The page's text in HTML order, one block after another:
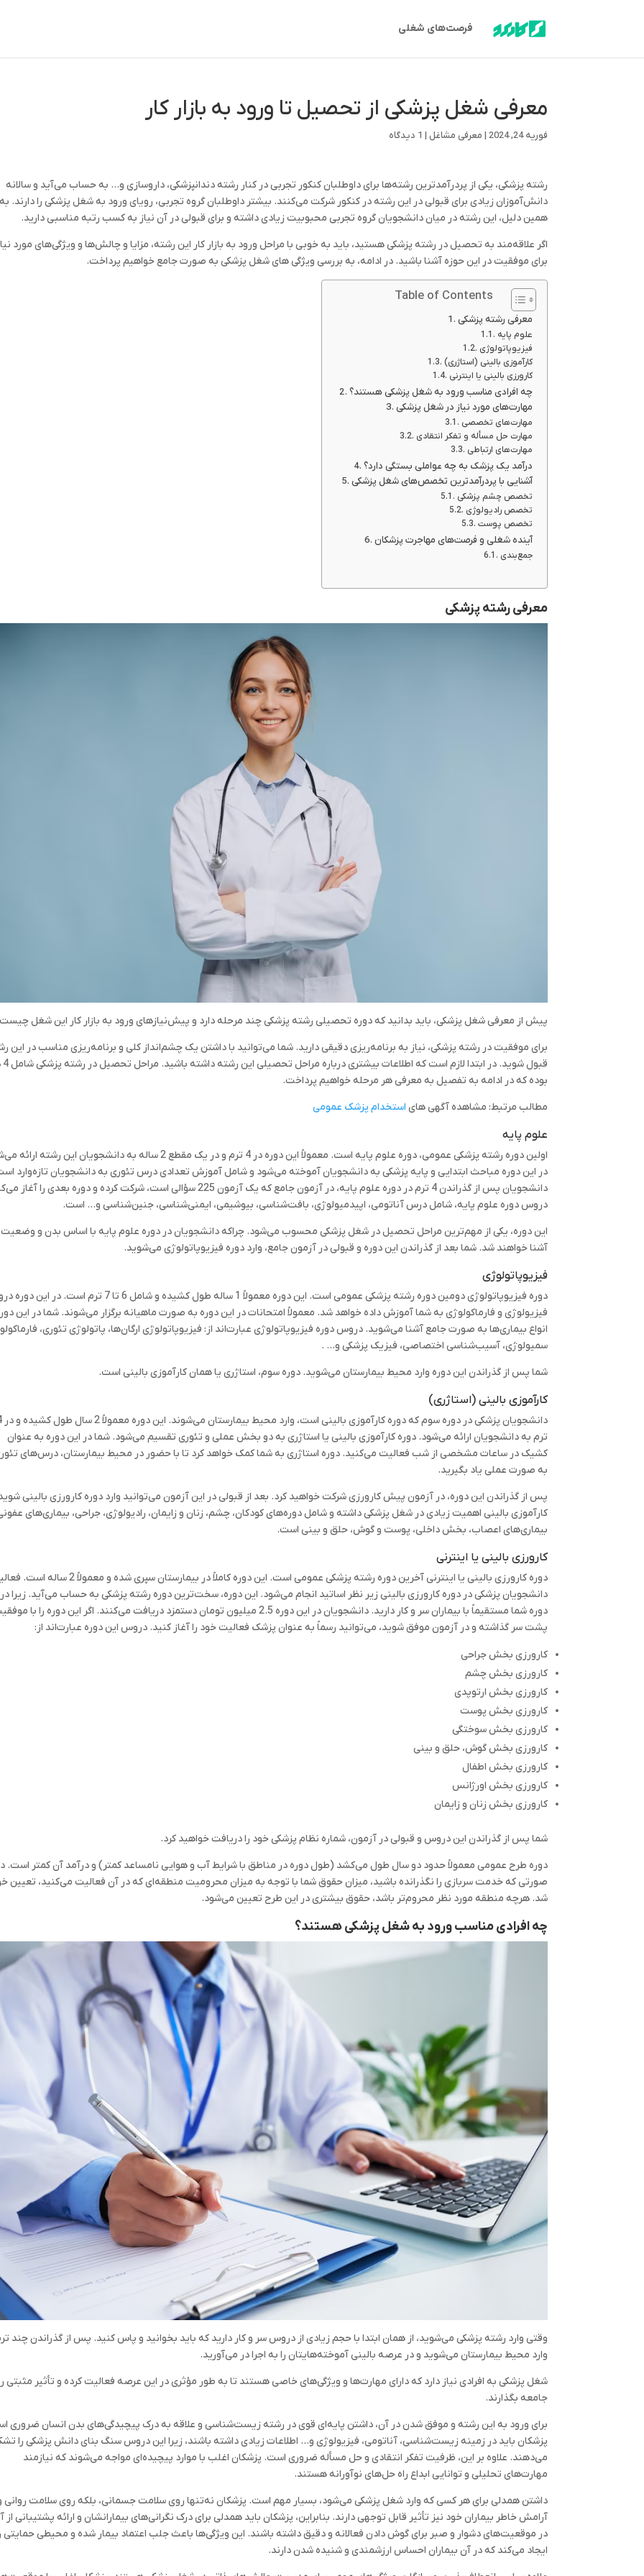
فرصت‌های شغلی
معرفی شغل پزشکی از تحصیل تا ورود به بازار کار
فوریه 24, 2024 | معرفی مشاغل | 1 دیدگاه
رشته پزشکی، یکی از پردرآمدترین رشته‌ها برای داوطلبان کنکور تجربی در کنار رشته دندانپزشکی، داروسازی و… به حساب می‌آید و سالانه
دانش‌آموزان زیادی برای قبولی در این رشته در کنکور شرکت می‌کنند. بیشتر داوطلبان گروه تجربی، رویای ورود به شغل پزشکی را دارند. به
همین دلیل، این رشته در میان دانشجویان گروه تجربی محبوبیت زیادی داشته و برای قبولی در آن نیاز به کسب رتبه مناسبی دارید.
اگر علاقه‌مند به تحصیل در رشته پزشکی هستید، باید به خوبی با مراحل ورود به بازار کار این رشته، مزایا و چالش‌ها و ویژگی‌های مورد
برای موفقیت در این حوزه آشنا باشید. در ادامه، به بررسی ویژگی‌ های شغل پزشکی به صورت جامع خواهیم پرداخت.
Table of Contents
معرفی رشته پزشکی
علوم پایه
فیزیوپاتولوژی
کارآموزی بالینی (استاژری)
کارورزی بالینی یا اینترنی
چه افرادی مناسب ورود به شغل پزشکی هستند؟
مهارت‌های مورد نیاز در شغل پزشکی
مهارت‌های تخصصی
مهارت حل مسأله و تفکر انتقادی
مهارت‌های ارتباطی
درآمد یک پزشک به چه عواملی بستگی دارد؟
آشنایی با پردرآمدترین تخصص‌های شغل پزشکی
تخصص چشم پزشکی
تخصص رادیولوژی
تخصص پوست
آینده شغلی و فرصت‌های مهاجرت پزشکان
جمع‌بندی
معرفی رشته پزشکی
پیش از معرفی شغل پزشکی، باید بدانید که دوره تحصیلی رشته پزشکی چند مرحله دارد و پیش‌نیاز‌های ورود به بازار کار این شغل
برای موفقیت در رشته پزشکی، نیاز به برنامه‌ریزی دقیقی دارید. شما می‌توانید با داشتن یک چشم‌انداز کلی و برنامه‌ریزی مناسب در این
قبول
بوده که در ادامه به تفصیل به معرفی هر مرحله خواهیم پرداخت.
مطالب مرتبط: مشاهده آگهی های استخدام پزشک عمومی
علوم پایه
اولین دوره رشته پزشکی عمومی، دوره علوم پایه است. معمولاً این دوره در 4 ترم و در یک مقطع 2 ساله به دانشجویان این
در این دوره مباحث ابتدایی و پایه پزشکی به دانشجویان آموخته می‌شود و شامل آموزش تعدادی درس تئوری به دانشجویان تازه‌وارد
دانشجویان پس از گذراندن 4 ترم در دوره علوم پایه، در آزمون جامع که یک آزمون 225 سؤالی است، شرکت کرده و دوره بعدی را
دروس دوره علوم پایه، شامل درس آناتومی، اپیدمیولوژی، بافت‌شناسی، بیوشیمی، ایمنی‌شناسی، جنین‌شناسی و… است.
این دوره، یکی از مهم‌ترین مراحل تحصیل در شغل پزشکی محسوب می‌شود. چراکه دانشجویان در دوره علوم پایه با اساس بدن و
آشنا خواهند شد. شما بعد از گذراندن این دوره و قبولی در آزمون جامع، وارد دوره فیزیوپاتولوژی می‌شوید.
فیزیوپاتولوژی
دوره فیزیوپاتولوژی دومین دوره رشته پزشکی عمومی است. این دوره معمولاً 1 ساله طول کشیده و شامل 6 تا 7 ترم
فیزیولوژی و فارماکولوژی به شما آموزش داده خواهد شد. معمولاً امتحانات در این دوره به صورت ماهیانه برگزار می‌شوند. شما در این
انواع بیماری‌ها به صورت جامع آشنا می‌شوید. دروس دوره فیزیوپاتولوژی عبارت‌اند از: فیزیوپاتولوژی ارگان‌ها، پاتولوژی تئوری،
سمیولوژی، آسیب‌شناسی اختصاصی، فیزیک پزشکی و… .
شما پس از گذراندن این دوره وارد محیط بیمارستان می‌شوید. دوره سوم، استاژری یا همان کارآموزی بالینی است.
کارآموزی بالینی (استاژری)
ترم به دانشجویان ارائه می‌شود. دوره کارآموزی بالینی یا استاژری به دو بخش عملی و تئوری تقسیم می‌شود. شما در این دوره به عنوان
کشیک در ساعات مشخصی از شب فعالیت می‌کنید. دوره استاژری به شما کمک خواهد کرد تا با حضور در محیط بیمارستان، درس‌های
به صورت عملی یاد بگیرید.
پس از گذراندن این دوره، در آزمون پیش کارورزی شرکت خواهید کرد. بعد از قبولی در این آزمون می‌توانید وارد دوره کارورزی بالینی
کارآموزی بالینی اهمیت زیادی در شغل پزشکی داشته و شامل دوره‌های کودکان، چشم، زنان و زایمان، رادیولوژی، جراحی، بیماری‌های
بیماری‌های اعصاب، بخش داخلی، پوست و گوش، حلق و بینی است.
کارورزی بالینی یا اینترنی
دوره کارورزی بالینی یا اینترنی آخرین دوره رشته پزشکی عمومی است. این دوره کاملاً در بیمارستان سپری شده و
دانشجویان پزشکی در دوره کارورزی بالینی زیر نظر اساتید انجام می‌شود. این دوره، سخت‌ترین دوره رشته پزشکی به حساب می‌آید. زیرا
دوره شما مستقیماً با بیماران سر و کار دارید. دانشجویان در این دوره 2.5 میلیون تومان دستمزد دریافت می‌کنند. اگر این دوره را با
پشت سر گذاشته و در آزمون موفق شوید، می‌توانید رسماً به عنوان پزشک فعالیت خود را آغاز کنید. دروس این دوره عبارت‌اند از:
کارورزی بخش جراحی
کارورزی بخش چشم
کارورزی بخش ارتوپدی
کارورزی بخش پوست
کارورزی بخش سوختگی
کارورزی بخش گوش، حلق و بینی
کارورزی بخش اطفال
کارورزی بخش اورژانس
کارورزی بخش زنان و زایمان
شما پس از گذراندن این دروس و قبولی در آزمون، شماره نظام پزشکی خود را دریافت خواهید کرد.
دوره طرح عمومی معمولاً حدود دو سال طول می‌کشد (طول دوره در مناطق با شرایط آب و هوایی نامساعد کمتر) و درآمد آن کمتر است.
صورتی که خدمت سربازی را نگذرانده باشید، میزان حقوق شما با توجه به میزان محرومیت منطقه‌ای که در آن فعالیت می‌کنید، تعیین
شد. هرچه منطقه مورد نظر محروم‌تر باشد، حقوق بیشتری در این طرح تعیین می‌شود.
چه افرادی مناسب ورود به شغل پزشکی هستند؟
وقتی وارد رشته پزشکی می‌شوید، از همان ابتدا با حجم زیادی از دروس سر و کار دارید که باید بخوانید و پاس کنید. پس از گذراندن چند
وارد محیط بیمارستان می‌شوید و در عرصه بالینی آموخته‌هایتان را به اجرا در می‌آورید.
شغل پزشکی به افرادی نیاز دارد که دارای مهارت‌ها و ویژگی‌های خاصی هستند تا به طور مؤثری در این عرصه فعالیت کرده و تأثیر مثبتی
جامعه بگذارند.
برای ورود به این رشته و موفق شدن در آن، داشتن پایه‌ای قوی در رشته زیست‌شناسی و علاقه به درک پیچیدگی‌های بدن انسان ضروری
پزشکان باید در زمینه زیست‌شناسی، آناتومی، فیزیولوژی و… اطلاعات زیادی داشته باشند، زیرا این دروس سنگ بنای دانش پزشکی را
می‌دهند. علاوه بر این، ظرفیت تفکر انتقادی و حل مسأله ضروری است. پزشکان اغلب با موارد پیچیده‌ای مواجه می‌شوند که نیازمند
مهارت‌های تحلیلی و توانایی ابداع راه حل‌های نوآورانه هستند.
داشتن همدلی برای هر کسی که وارد شغل پزشکی می‌شود، بسیار مهم است. پزشکان نه‌تنها روی سلامت جسمانی، بلکه روی سلامت روانی
آرامش خاطر بیماران خود نیز تأثیر قابل توجهی دارند. بنابراین، پزشکان باید همدلی برای درک نگرانی‌های بیمارانشان و ارائه پشتیبانی از
در موقعیت‌های دشوار و صبر برای گوش دادن فعالانه و دقیق داشته باشند. این ویژگی‌ها باعث جلب اعتماد بیمار شده و محیطی حمایتی
ایجاد می‌کند که در آن بیماران احساس ارزشمندی و شنیده شدن دارند.